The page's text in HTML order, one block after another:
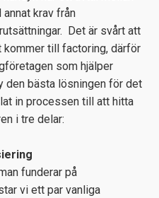
krav från
Det är svårt att
kommer till factoring, därför
som hjälper
den bästa lösningen för det
in processen till att hitta
i tre delar:
funderar på
vi ett par vanliga